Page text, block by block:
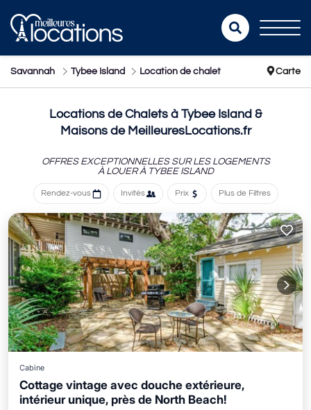
Savannah Tybee Island Location de chalet Carte
Locations de Chalets à Tybee Island &
Maisons de MeilleuresLocations.fr
OFFRES EXCEPTIONNELLES SUR LES LOGEMENTS
À LOUER À TYBEE ISLAND
Rendez-vous Invités Prix Plus de Filtres
Cabine
Cottage vintage avec douche extérieure,
intérieur unique, près de North Beach!